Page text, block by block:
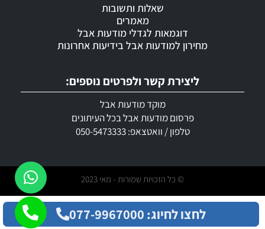
ליצירת קשר ולפרטים נוספים:
מוקד מודעות אבל
פרסום מודעות אבל בכל העיתונים
טלפון / וואטצאפ: 050-5473333
שאלות ותשובות
מאמרים
דוגמאות לגדלי מודעות אבל
מחירון למודעות אבל בידיעות אחרונות
© כל הזכויות שמורות - מאי 2023
לחצו לחיוג: 077-9967000